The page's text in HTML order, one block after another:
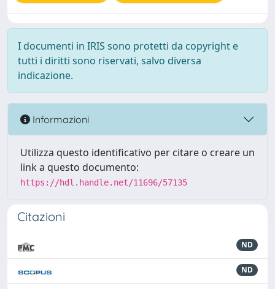
I documenti in IRIS sono protetti da copyright e
tutti i diritti sono riservati, salvo diversa
indicazione.
Informazioni
Utilizza questo identificativo per citare o creare un
link a questo documento:
https://hdl.handle.net/11696/57135
Citazioni
ND
ND